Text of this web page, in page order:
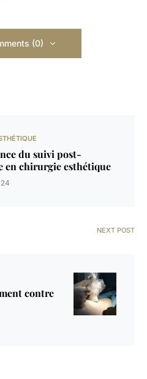
(0)
du suivi post-
en chirurgie esthétique
NEXT POST
contre